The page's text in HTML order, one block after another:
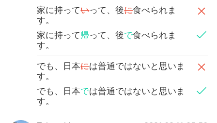
家に持っていって、後に食べられま
す。
家に持って帰って、後で食べられま
す。
でも、日本には普通ではないと思いま
す。
でも、日本では普通ではないと思いま
す。